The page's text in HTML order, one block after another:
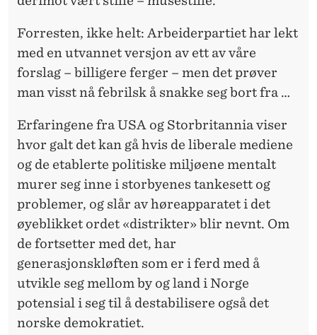
Forresten, ikke helt: Arbeiderpartiet har lekt
med en utvannet versjon av ett av våre
forslag – billigere ferger – men det prøver
man visst nå febrilsk å snakke seg bort fra …
Erfaringene fra USA og Storbritannia viser
hvor galt det kan gå hvis de liberale mediene
og de etablerte politiske miljøene mentalt
murer seg inne i storbyenes tankesett og
problemer, og slår av høreapparatet i det
øyeblikket ordet «distrikter» blir nevnt. Om
de fortsetter med det, har
generasjonskløften som er i ferd med å
utvikle seg mellom by og land i Norge
potensial i seg til å destabilisere også det
norske demokratiet.